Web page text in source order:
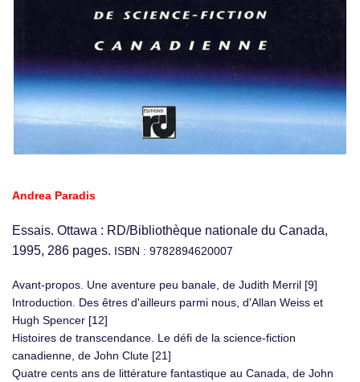
Andrea Paradis
Essais. Ottawa : RD/Bibliothèque nationale du Canada,
1995, 286 pages. ISBN : 9782894620007
Avant-propos. Une aventure peu banale, de Judith Merril [9]
Introduction. Des êtres d'ailleurs parmi nous, d'Allan Weiss et
Hugh Spencer [12]
Histoires de transcendance. Le défi de la science-fiction
canadienne, de John Clute [21]
Quatre cents ans de littérature fantastique au Canada, de John